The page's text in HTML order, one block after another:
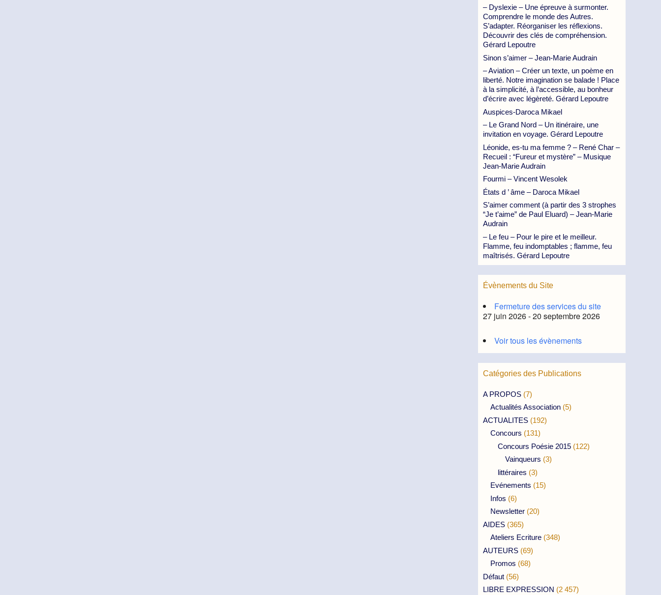
– Dyslexie – Une épreuve à surmonter.
Comprendre le monde des Autres.
S’adapter. Réorganiser les réflexions.
Découvrir des clés de compréhension.
Gérard Lepoutre
Sinon s’aimer – Jean-Marie Audrain
– Aviation – Créer un texte, un poème en
liberté. Notre imagination se balade ! Place
à la simplicité, à l’accessible, au bonheur
d’écrire avec légèreté. Gérard Lepoutre
Auspices-Daroca Mikael
– Le Grand Nord – Un itinéraire, une
invitation en voyage. Gérard Lepoutre
Léonide, es-tu ma femme ? – René Char –
Recueil : “Fureur et mystère” – Musique
Jean-Marie Audrain
Fourmi – Vincent Wesolek
États d ’ âme – Daroca Mikael
S’aimer comment (à partir des 3 strophes
“Je t’aime” de Paul Eluard) – Jean-Marie
Audrain
– Le feu – Pour le pire et le meilleur.
Flamme, feu indomptables ; flamme, feu
maîtrisés. Gérard Lepoutre
Évènements du Site
Fermeture des services du site
27 juin 2026 - 20 septembre 2026
Voir tous les évènements
Catégories des Publications
A PROPOS (7)
Actualités Association (5)
ACTUALITES (192)
Concours (131)
Concours Poésie 2015 (122)
Vainqueurs (3)
littéraires (3)
Evénements (15)
Infos (6)
Newsletter (20)
AIDES (365)
Ateliers Ecriture (348)
AUTEURS (69)
Promos (68)
Défaut (56)
LIBRE EXPRESSION (2 457)